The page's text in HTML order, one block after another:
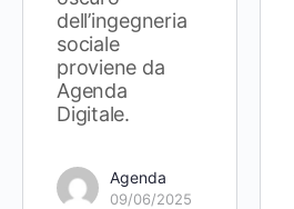
dell’ingegneria
sociale
proviene da
Agenda
Digitale.
Agenda
09/06/2025